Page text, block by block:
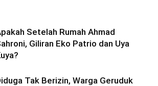
Setelah Rumah Ahmad
Giliran Eko Patrio dan Uya
Tak Berizin, Warga Geruduk